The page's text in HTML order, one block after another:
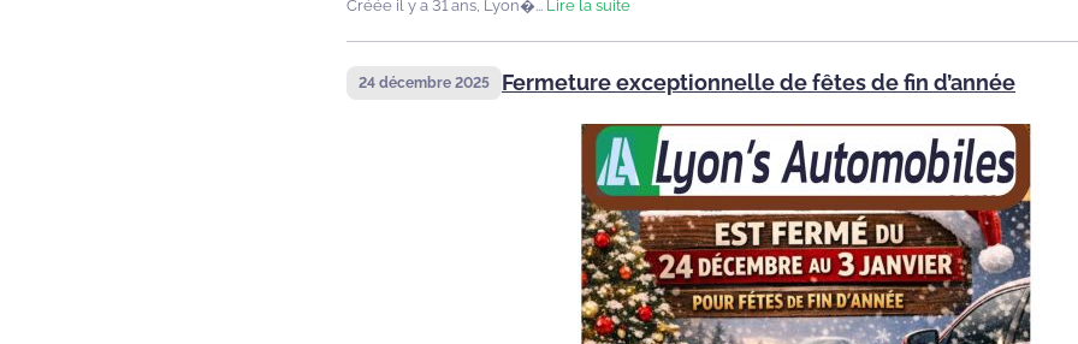
Créée il y a 31 ans, Lyon�... Lire la suite
24 décembre 2025 Fermeture exceptionnelle de fêtes de fin d’année